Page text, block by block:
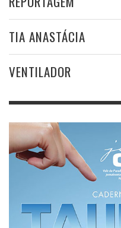
TIA ANASTÁCIA
VENTILADOR